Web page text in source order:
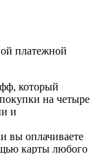
платежной
который
на четыре
и
вы оплачиваете
карты любого